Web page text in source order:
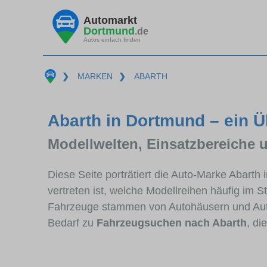
Automarkt
Dortmund.de
Autos einfach finden
❯ MARKEN ❯ ABARTH
Abarth in Dortmund – ein
Modellwelten, Einsatzbereiche
Diese Seite porträtiert die Auto-Marke
vertreten ist, welche Modellreihen häufig im
Fahrzeuge stammen von Autohäusern und
Bedarf zu Fahrzeugsuchen nach Abarth,